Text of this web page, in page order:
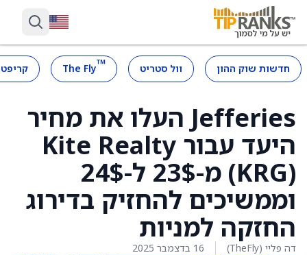
חדשות שוק ההון וול סטריט ™
The Fly
Jefferies העלו את מחיר
היעד עבור Kite Realty
(KRG) מ-23$ ל-24$
וממשיכים להחזיק בדירוג
החזקה למניות
דה פליי (TheFly) 16 בדצמבר 2025